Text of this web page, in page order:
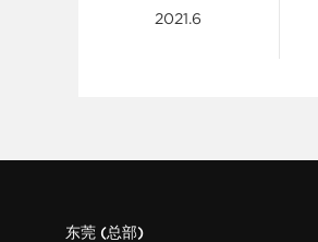
2021.6
东莞 (总部)